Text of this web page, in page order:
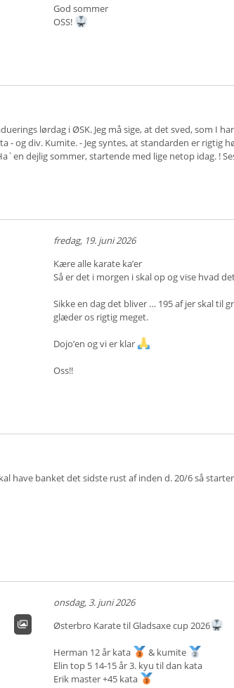
God sommer
OSS!
lørdag i ØSK. Jeg må sige, at det sved, som I
- og div. Kumite. - Jeg syntes, at standarden er rigtig
dejlig sommer, startende med lige netop idag. !
fredag, 19. juni 2026
Kære alle karate ka’er
Så er det i morgen i skal op og vise hvad
Sikke en dag det bliver … 195 af jer skal til
glæder os rigtig meget.
Dojo’en og vi er klar
Oss!!
have banket det sidste rust af inden d. 20/6 så
onsdag, 3. juni 2026
Østerbro Karate til Gladsaxe cup 2026
Herman 12 år kata
& kumite
Elin top 5 14-15 år 3. kyu til dan kata
Erik master +45 kata